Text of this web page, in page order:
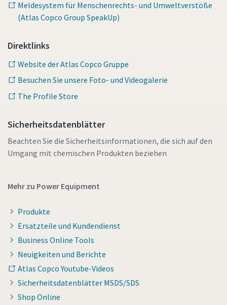
Meldesystem für Menschenrechts- und Umweltverstöße
(Atlas Copco Group SpeakUp)
Direktlinks
Website der Atlas Copco Gruppe
Besuchen Sie unsere Foto- und Videogalerie
The Profile Store
Sicherheitsdatenblätter
Beachten Sie die Sicherheitsinformationen, die sich auf den
Umgang mit chemischen Produkten beziehen
Mehr zu Power Equipment
Produkte
Ersatzteile und Kundendienst
Business Online Tools
Neuigkeiten und Berichte
Atlas Copco Youtube-Videos
Sicherheitsdatenblätter MSDS/SDS
Shop Online